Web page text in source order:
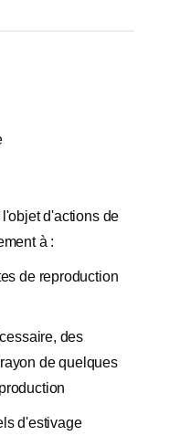
l'objet d'actions de
à :
de reproduction
des
de quelques
d'estivage